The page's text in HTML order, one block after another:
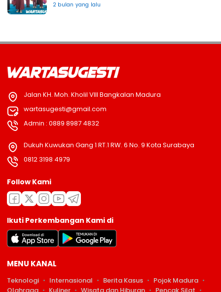
2 bulan yang lalu
Jalan KH. Moh. Kholil VIII Bangkalan Madura
wartasugesti@gmail.com
Admin : 0889 8987 4832
Dukuh Kuwukan Gang 1 RT.1 RW. 6 No. 9 Kota Surabaya
0812 3198 4979
Follow Kami
Ikuti Perkembangan Kami di
MENU KANAL
Teknologi Internasional Berita Kasus
Pojok Madura